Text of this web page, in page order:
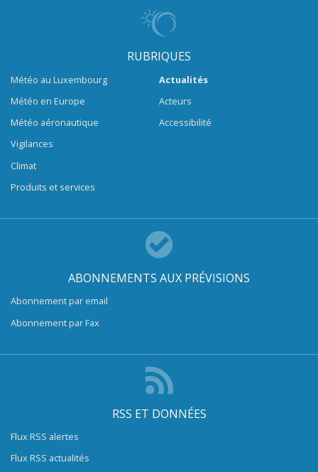
RUBRIQUES
Météo au Luxembourg
Météo en Europe
Météo aéronautique
Vigilances
Climat
Produits et services
Actualités
Acteurs
Accessibilité
ABONNEMENTS AUX PRÉVISIONS
Abonnement par email
Abonnement par Fax
RSS ET DONNÉES
Flux RSS alertes
Flux RSS actualités